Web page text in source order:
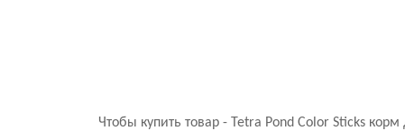
Чтобы купить товар - Tetra Pond Color Sticks